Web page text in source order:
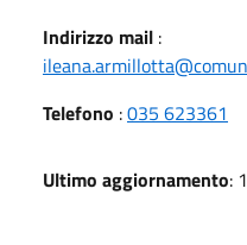
Indirizzo mail :
Telefono :035 623361
Ultimo aggiornamento: